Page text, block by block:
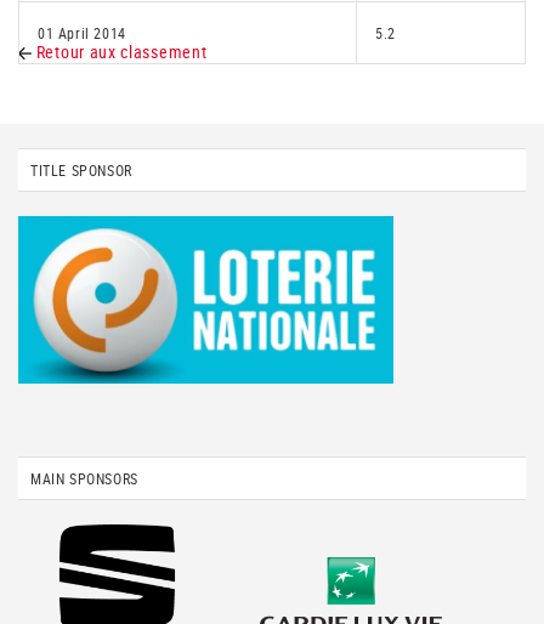
01 April 2014 5.2
Retour aux classement
TITLE SPONSOR
MAIN SPONSORS